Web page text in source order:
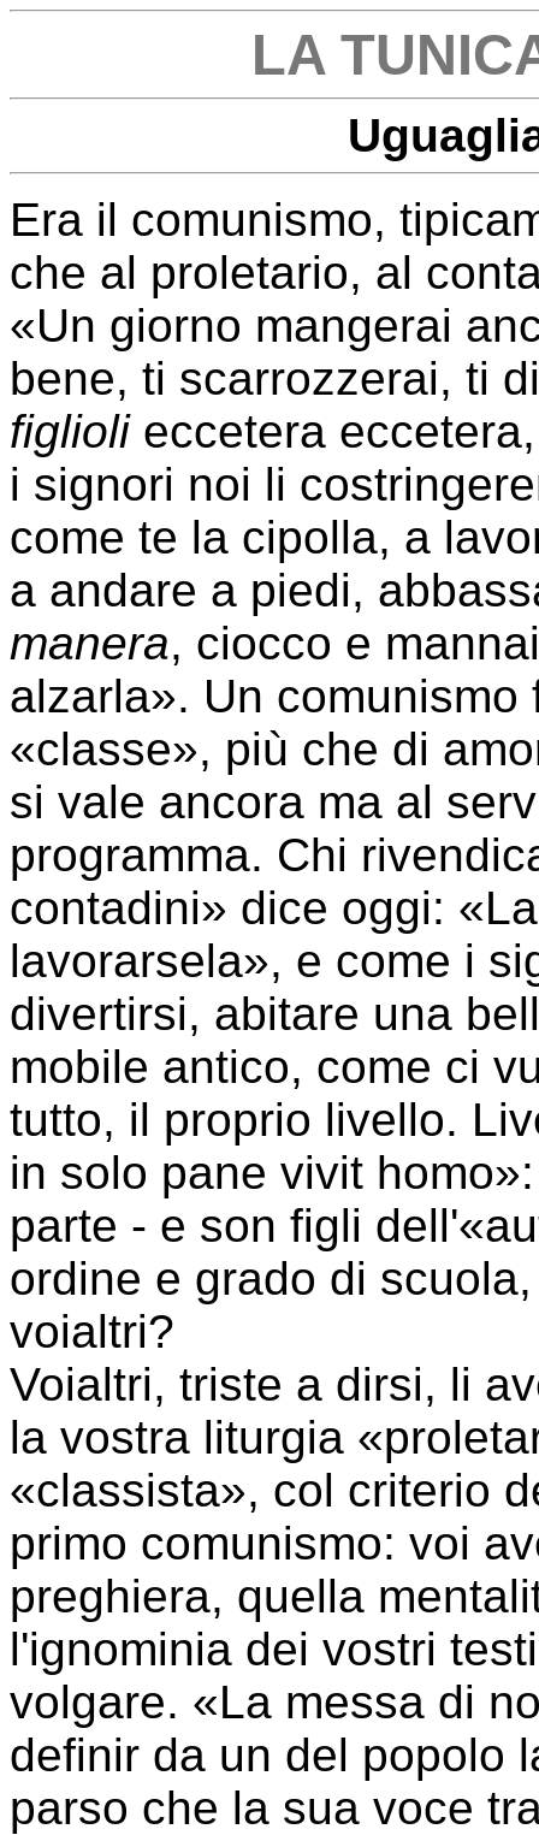
LA
Era il comunismo,
che al proletario, al
«Un giorno mangerai
bene, ti scarrozzerai, ti
figliolieccetera
i signori noi li
come te la cipolla, a
a andare a piedi,
manera, ciocco e
alzarla». Un
«classe», più che di
si vale ancora ma al
programma. Chi
contadini» dice oggi:
lavorarsela», e come i
divertirsi, abitare una
mobile antico, come ci
tutto, il proprio livello.
in solo pane vivit
parte - e son figli
ordine e grado di
voialtri?
Voialtri, triste a dirsi, li
la vostra liturgia
«classista», col criterio
primo comunismo: voi
preghiera, quella
l'ignominia dei vostri
volgare. «La messa di
definir da un del popolo
parso che la sua voce